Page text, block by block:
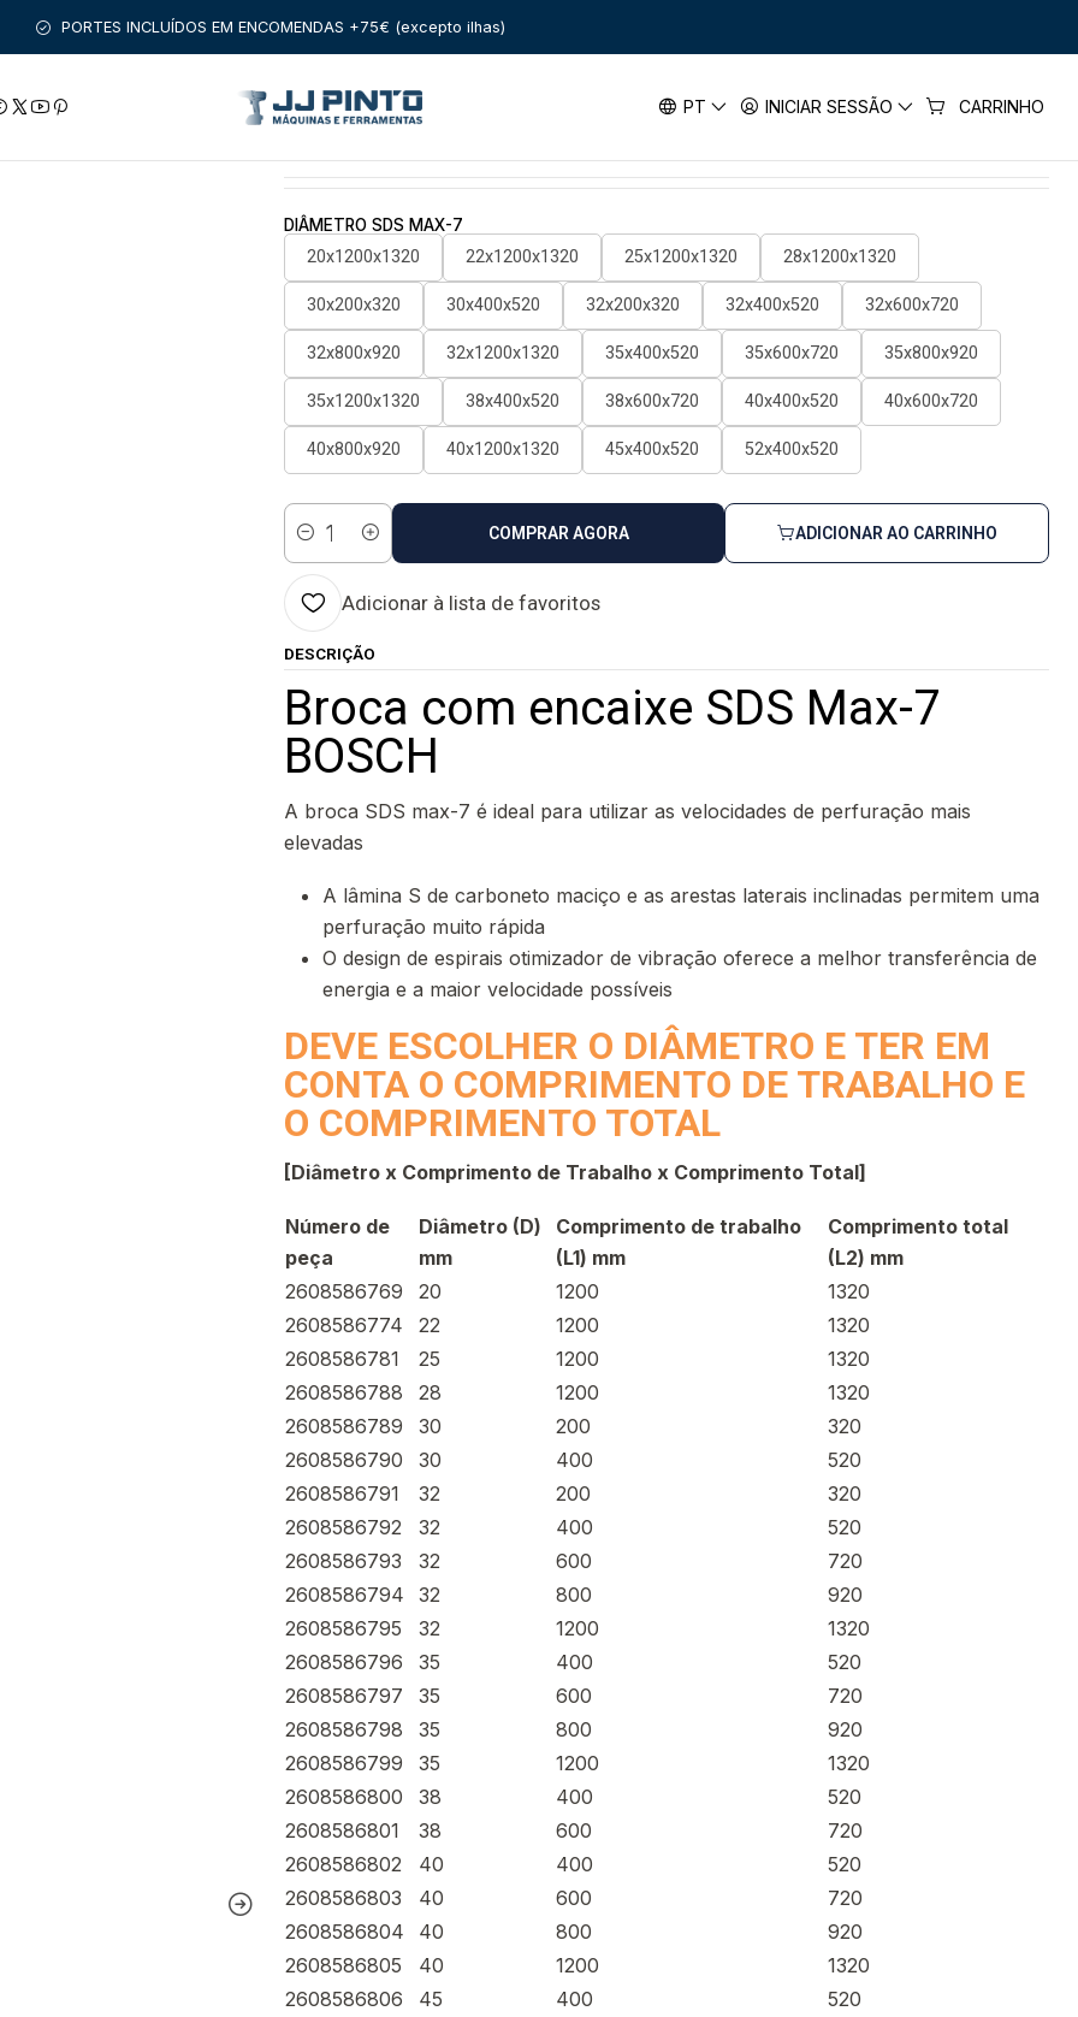
PT INICIAR SESSÃO CARRINHO
PORTES INCLUÍDOS EM ENCOMENDAS +75€ (excepto ilhas)
ACESSÓRIOS BROCAS BETÃO E ALVENARIA Broca com encaixe SDS Max-7 BOSCH
Broca com encaixe SDS Max-7 BOSCH
Estado: Envio em 48 a 96 horas úteis
DIÂMETRO SDS MAX-7
20x1200x1320 22x1200x1320 25x1200x1320 28x1200x1320
30x200x320 30x400x520 32x200x320 32x400x520 32x600x720
32x800x920 32x1200x1320 35x400x520 35x600x720 35x800x920
35x1200x1320 38x400x520 38x600x720 40x400x520 40x600x720
40x800x920 40x1200x1320 45x400x520 52x400x520
Quantidade
ADICIONAR AO CARRINHO
COMPRAR AGORA
Adicionar à lista de favoritos
DESCRIÇÃO
Broca com encaixe SDS Max-7
BOSCH
A broca SDS max-7 é ideal para utilizar as velocidades de perfuração mais
elevadas
A lâmina S de carboneto maciço e as arestas laterais inclinadas permitem uma
perfuração muito rápida
O design de espirais otimizador de vibração oferece a melhor transferência de
energia e a maior velocidade possíveis
DEVE ESCOLHER O DIÂMETRO E TER EM
CONTA O COMPRIMENTO DE TRABALHO E
O COMPRIMENTO TOTAL
[Diâmetro x Comprimento de Trabalho x Comprimento Total]
Número de
peça
Diâmetro (D)
mm
Comprimento de trabalho
(L1) mm
Comprimento total
(L2) mm
2608586769
20 1200
1320
2608586774
22 1200
1320
2608586781
25 1200
1320
2608586788
28 1200
1320
2608586789
30 200
320
2608586790
30 400
520
2608586791
32 200
320
2608586792
32 400
520
2608586793
32 600
720
2608586794
32 800
920
2608586795
32 1200
1320
2608586796
35 400
520
2608586797
35 600
720
2608586798
35 800
920
2608586799
35 1200
1320
2608586800
38 400
520
2608586801
38 600
720
2608586802
40 400
520
2608586803
40 600
720
2608586804
40 800
920
2608586805
40 1200
1320
2608586806
45 400
520